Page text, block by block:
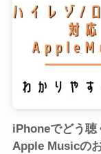
iPhoneでどう聴
Apple Musicの